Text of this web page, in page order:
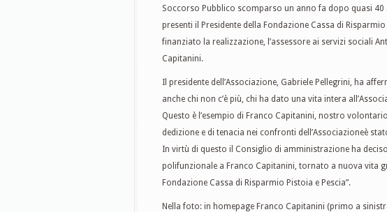
Soccorso Pubblico scomparso un anno fa dopo quasi
presenti il Presidente della Fondazione Cassa di
finanziato la realizzazione, l’assessore ai servizi sociali
Capitanini.
Il presidente dell’Associazione, Gabriele Pellegrini, ha
anche chi non c’è più, chi ha dato una vita intera
Questo è l’esempio di Franco Capitanini, nostro
dedizione e di tenacia nei confronti dell’Associazioneè
In virtù di questo il Consiglio di amministrazione ha
polifunzionale a Franco Capitanini, tornato a nuova vita
Fondazione Cassa di Risparmio Pistoia e Pescia”.
Nella foto: in homepage Franco Capitanini (primo a